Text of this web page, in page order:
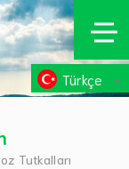
Türkçe
Tutkalları